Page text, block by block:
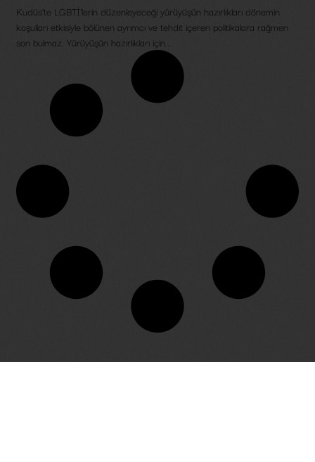
Kudüs'te LGBTİ'lerin düzenleyeceği yürüyüşün hazırlıkları dönemin
koşulları etkisiyle bölünen ayrımcı ve tehdit içeren politikalara rağmen
son bulmaz. Yürüyüşün hazırlıkları için...